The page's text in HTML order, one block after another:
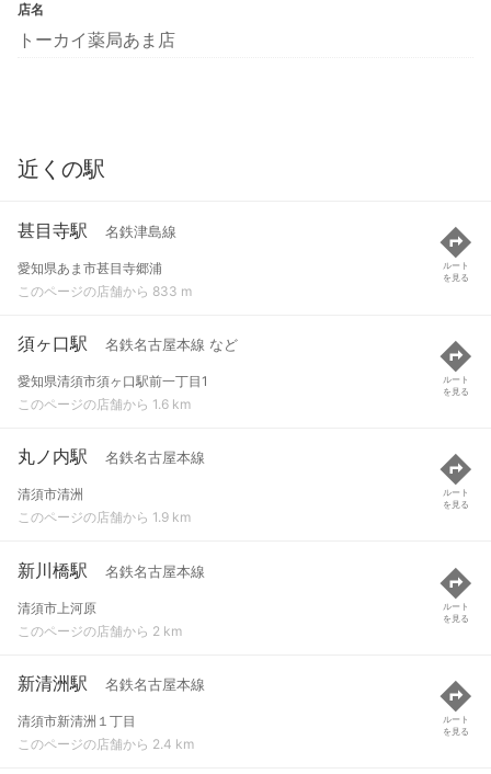
店名
トーカイ薬局あま店
近くの駅
甚目寺駅 名鉄津島線
愛知県あま市甚目寺郷浦
このページの店舗から 833 m
ルート
を見る
須ヶ口駅 名鉄名古屋本線 など
愛知県清須市須ヶ口駅前一丁目1
このページの店舗から 1.6 km
ルート
を見る
丸ノ内駅 名鉄名古屋本線
清須市清洲
このページの店舗から 1.9 km
ルート
を見る
新川橋駅 名鉄名古屋本線
清須市上河原
このページの店舗から 2 km
ルート
を見る
新清洲駅 名鉄名古屋本線
清須市新清洲１丁目
このページの店舗から 2.4 km
ルート
を見る